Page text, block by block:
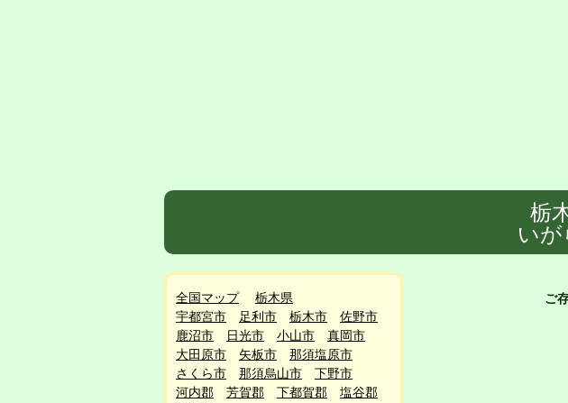
栃
い
全国マップ
栃木県
宇都宮市
足利市 栃木市
佐野市
鹿沼市
日光市 小山市
真岡市
大田原市
矢板市
那須塩原市
さくら市
那須烏山市
下野市
河内郡
芳賀郡 下都賀郡
塩谷郡
ご